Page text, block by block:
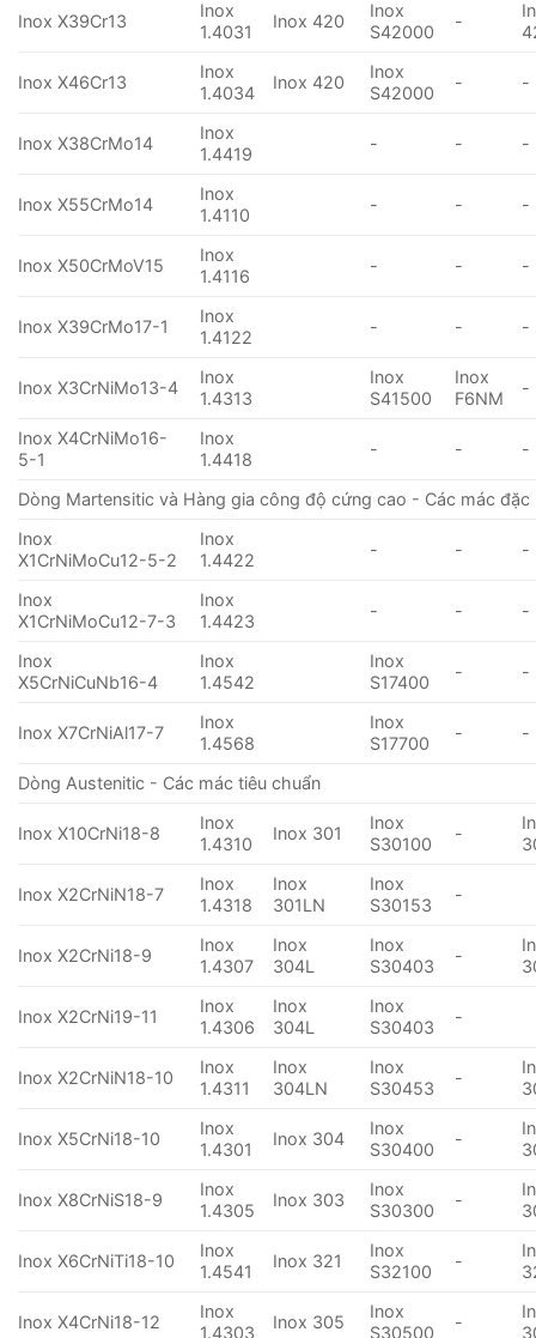
Inox X39Cr13
Inox
1.4031
Inox 420
Inox
S42000
-
Inox X46Cr13
Inox
1.4034
Inox 420
Inox
S42000
- -
Inox X38CrMo14
Inox
1.4419
- - -
Inox X55CrMo14
Inox
1.4110
- - -
Inox X50CrMoV15
Inox
1.4116
- - -
Inox X39CrMo17-1
Inox
1.4122
- - -
Inox X3CrNiMo13-4
Inox
1.4313
Inox
S41500
Inox
F6NM
-
Inox X4CrNiMo16-
5-1
Inox
1.4418
- - -
Dòng Martensitic và Hàng gia công độ cứng cao - Các mác đặc
Inox
X1CrNiMoCu12-5-2
Inox
1.4422
- - -
Inox
X1CrNiMoCu12-7-3
Inox
1.4423
- - -
Inox
X5CrNiCuNb16-4
Inox
1.4542
Inox
S17400
- -
Inox X7CrNiAl17-7
Inox
1.4568
Inox
S17700
- -
Dòng Austenitic - Các mác tiêu chuẩn
Inox X10CrNi18-8
Inox
1.4310
Inox 301
Inox
S30100
-
Inox X2CrNiN18-7
Inox
1.4318
Inox
301LN
Inox
S30153
-
Inox X2CrNi18-9
Inox
1.4307
Inox
304L
Inox
S30403
-
Inox X2CrNi19-11
Inox
1.4306
Inox
304L
Inox
S30403
-
Inox X2CrNiN18-10
Inox
1.4311
Inox
304LN
Inox
S30453
-
Inox X5CrNi18-10
Inox
1.4301
Inox 304
Inox
S30400
-
Inox X8CrNiS18-9
Inox
1.4305
Inox 303
Inox
S30300
-
Inox X6CrNiTi18-10
Inox
1.4541
Inox 321
Inox
S32100
-
Inox X4CrNi18-12
Inox
1.4303
Inox 305
Inox
S30500
-